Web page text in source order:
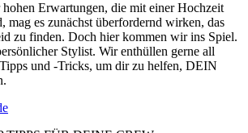
hohen Erwartungen, die mit einer Hochzeit
mag es zunächst überfordernd wirken, das
zu finden. Doch hier kommen wir ins Spiel.
Stylist. Wir enthüllen gerne all
und -Tricks, um dir zu helfen, DEIN